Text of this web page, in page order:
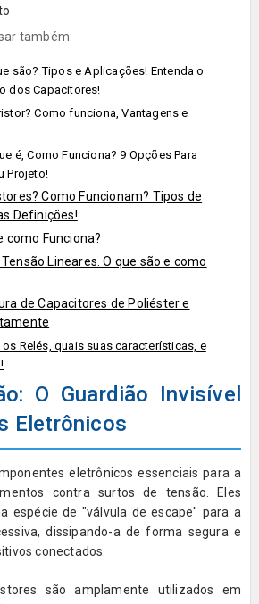
também:
são? Tipos e Aplicações! Entenda o
dos Capacitores!
Como funciona, Vantagens e
é, Como Funciona? 9 Opções Para
Projeto!
Como Funcionam? Tipos de
Definições!
como Funciona?
Lineares. O que são e como
de Capacitores de Poliéster e
Relés, quais suas características, e
O Guardião Invisível
Eletrônicos
eletrônicos essenciais para a
contra surtos de tensão. Eles
espécie de "válvula de escape" para a
dissipando-a de forma segura e
conectados.
são amplamente utilizados em